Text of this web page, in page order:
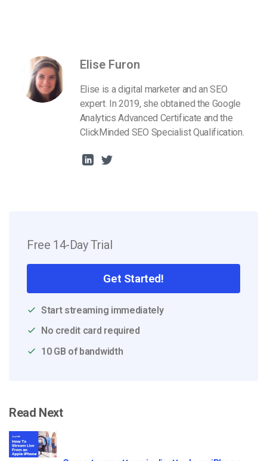
Elise Furon
Elise is a digital marketer and an SEO
expert. In 2019, she obtained the Google
Analytics Advanced Certificate and the
ClickMinded SEO Specialist Qualification.
Free 14-Day Trial
Get Started!
Start streaming immediately
No credit card required
10 GB of bandwidth
Read Next